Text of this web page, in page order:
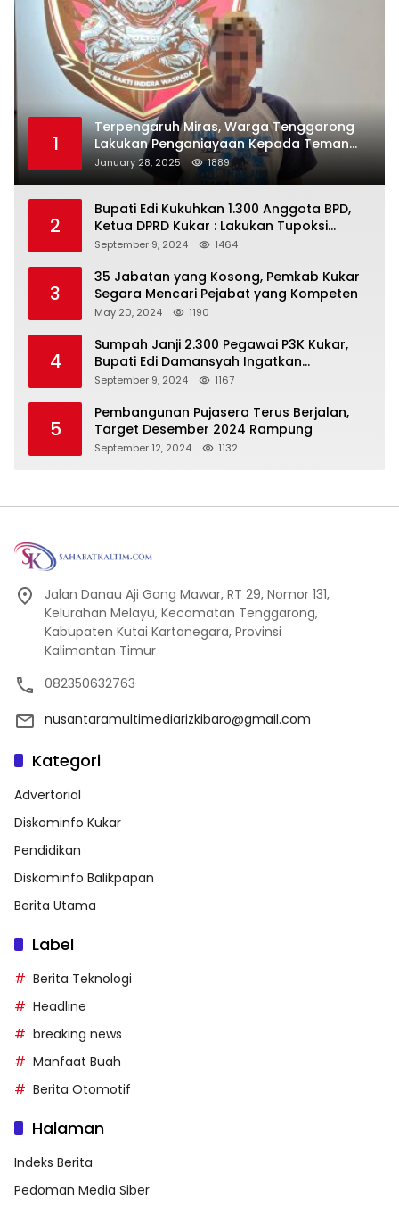
1
Terpengaruh Miras, Warga Tenggarong
Lakukan Penganiayaan Kepada Teman
Sendiri
January 28, 2025 1889
2
Bupati Edi Kukuhkan 1.300 Anggota BPD,
Ketua DPRD Kukar : Lakukan Tupoksi
Dengan Baik Untuk Wujudkan
September 9, 2024 1464
3
35 Jabatan yang Kosong, Pemkab Kukar
Segara Mencari Pejabat yang Kompeten
May 20, 2024 1190
4
Sumpah Janji 2.300 Pegawai P3K Kukar,
Bupati Edi Damansyah Ingatkan
Tanggung Jawab Baru
September 9, 2024 1167
5
Pembangunan Pujasera Terus Berjalan,
Target Desember 2024 Rampung
September 12, 2024 1132
Jalan Danau Aji Gang Mawar, RT 29, Nomor 131,
Kelurahan Melayu, Kecamatan Tenggarong,
Kabupaten Kutai Kartanegara, Provinsi
Kalimantan Timur
082350632763
nusantaramultimediarizkibaro@gmail.com
Kategori
Advertorial
Diskominfo Kukar
Pendidikan
Diskominfo Balikpapan
Berita Utama
Label
Berita Teknologi
Headline
breaking news
Manfaat Buah
Berita Otomotif
Halaman
Indeks Berita
Pedoman Media Siber